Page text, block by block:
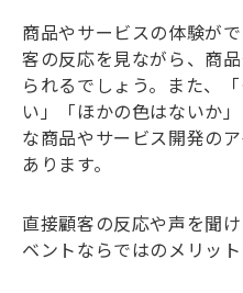
商品やサービスの体験が
客の反応を見ながら、商
られるでしょう。また、
い」「ほかの色はないか
な商品やサービス開発の
あります。
直接顧客の反応や声を聞
ベントならではのメリッ